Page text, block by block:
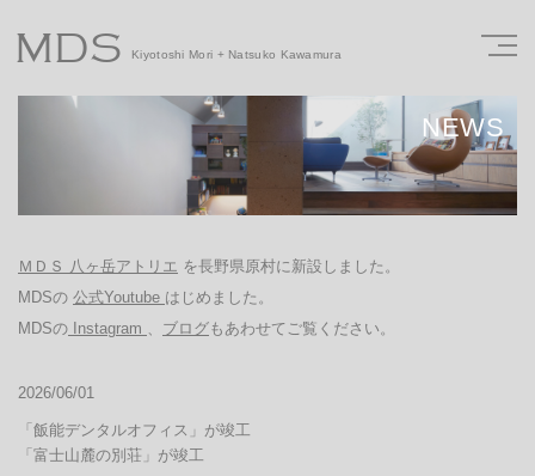
MDS Kiyotoshi Mori + Natsuko Kawamura
NEWS
ＭＤＳ 八ヶ岳アトリエ を長野県原村に新設しました。
MDSの 公式Youtube はじめました。
MDSの Instagram 、 ブログもあわせてご覧ください。
2026/06/01
「飯能デンタルオフィス」が竣工
「富士山麓の別荘」が竣工